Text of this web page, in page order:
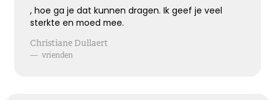
, hoe ga je dat kunnen dragen. Ik geef je veel
sterkte en moed mee.
Christiane Dullaert
— vrienden
Kies dit gedicht